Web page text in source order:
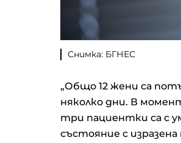
Снимка: БГНЕС
„Общо 12 жени са
няколко дни. В
три пациентки са с
състояние с